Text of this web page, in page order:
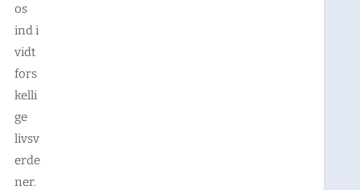
os
ind i
vidt
fors
kelli
ge
livsv
erde
ner.